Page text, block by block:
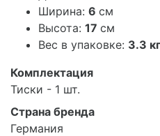
Ширина: 6 см
Высота: 17 см
Вес в упаковке: 3.3 кг
Комплектация
Тиски - 1 шт.
Страна бренда
Германия